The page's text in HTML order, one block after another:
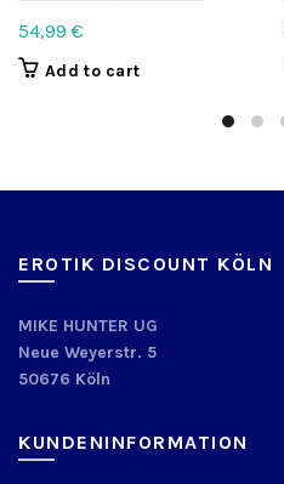
54,99 €
Add to cart
EROTIK DISCOUNT KÖLN
MIKE HUNTER UG
Neue Weyerstr. 5
50676 Köln
KUNDENINFORMATION